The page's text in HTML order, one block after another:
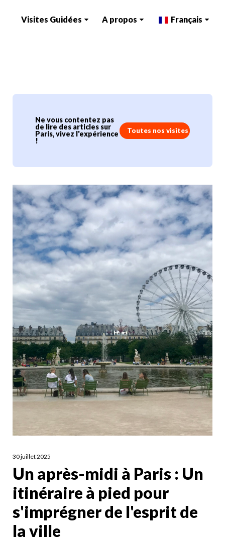
Visites Guidées A propos Français
Ne vous contentez pas
de lire des articles sur
Paris, vivez l'expérience
!
Toutes nos visites
30 juillet 2025
Un après-midi à Paris : Un
itinéraire à pied pour
s'imprégner de l'esprit de
la ville